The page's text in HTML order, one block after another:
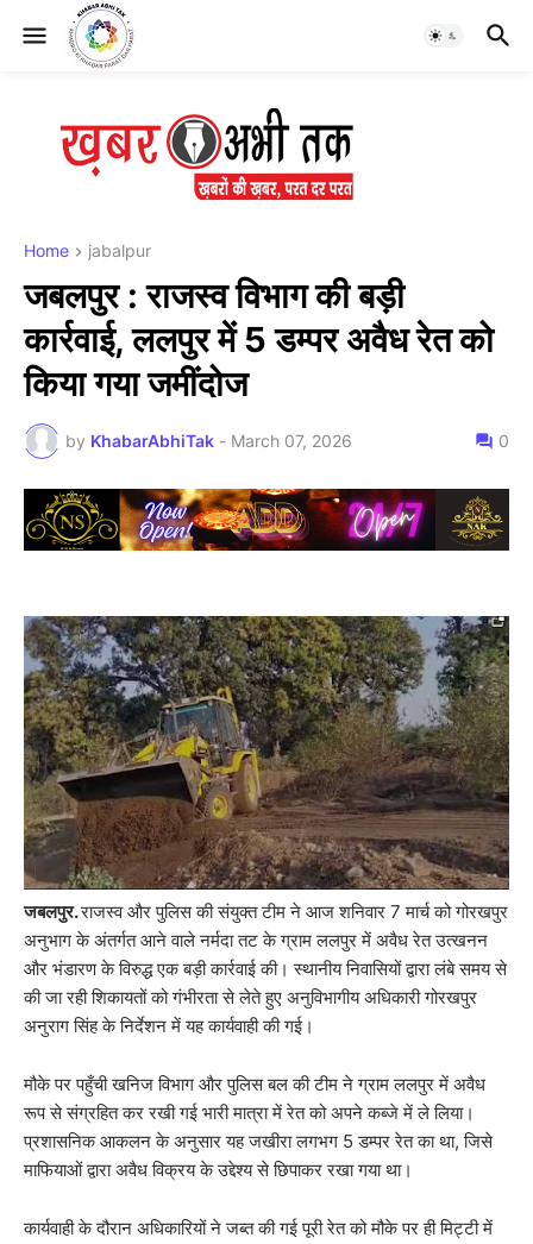
Home jabalpur
जबलपुर : राजस्व विभाग की बड़ी
कार्रवाई, ललपुर में 5 डम्पर अवैध रेत को
किया गया जमींदोज
by KhabarAbhiTak - March 07, 2026 0
जबलपुर.राजस्व और पुलिस की संयुक्त टीम ने आज शनिवार 7 मार्च को गोरखपुर
अनुभाग के अंतर्गत आने वाले नर्मदा तट के ग्राम ललपुर में अवैध रेत उत्खनन
और भंडारण के विरुद्ध एक बड़ी कार्रवाई की। स्थानीय निवासियों द्वारा लंबे समय से
की जा रही शिकायतों को गंभीरता से लेते हुए अनुविभागीय अधिकारी गोरखपुर
अनुराग सिंह के निर्देशन में यह कार्यवाही की गई।
मौके पर पहुँची खनिज विभाग और पुलिस बल की टीम ने ग्राम ललपुर में अवैध
रूप से संग्रहित कर रखी गई भारी मात्रा में रेत को अपने कब्जे में ले लिया।
प्रशासनिक आकलन के अनुसार यह जखीरा लगभग 5 डम्पर रेत का था, जिसे
माफियाओं द्वारा अवैध विक्रय के उद्देश्य से छिपाकर रखा गया था।
कार्यवाही के दौरान अधिकारियों ने जब्त की गई पूरी रेत को मौके पर ही मिट्टी में